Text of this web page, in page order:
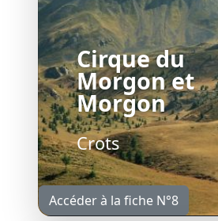
Cirque du
Morgon et
Morgon
Crots
Accéder à la fiche N°8